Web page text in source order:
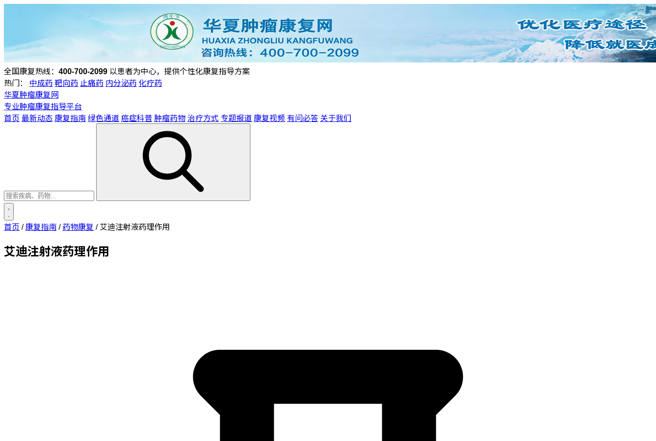
全国康复热线： 400-700-2099 以患者为中心，提供个性化康复指导方案
热门：
中成药 靶向药 止痛药 内分泌药 化疗药
华夏肿瘤康复网
专业肿瘤康复指导平台
首页 最新动态康复指南绿色通道癌症科普肿瘤药物治疗方式 专题报道康复视频 有问必答 关于我们
首页 /康复指南/ 药物康复 / 艾迪注射液药理作用
艾迪注射液药理作用